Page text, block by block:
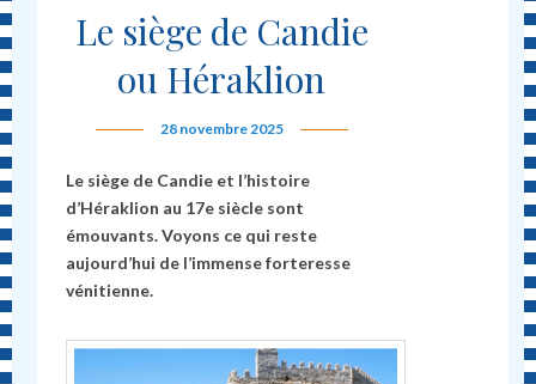
Le siège de Candie
ou Héraklion
28 novembre 2025
Le siège de Candie et l’histoire
d’Héraklion au 17e siècle sont
émouvants. Voyons ce qui reste
aujourd’hui de l’immense forteresse
vénitienne.